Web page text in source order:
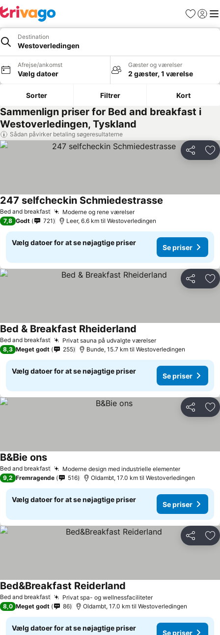
Favoritter
Log ind
Destination
Westoverledingen
Afrejse/ankomst
Vælg datoer
Gæster og værelser
2 gæster, 1 værelse
Sorter Filtrer Kort
Sammenlign priser for Bed and breakfast i
Westoverledingen, Tyskland
Sådan påvirker betaling søgeresultaterne
Del
Bed and breakfast Moderne og rene værelserSe priser
247 selfcheckin Schmiedestrasse
7,8 Godt 721 Leer, 6.6 km til Westoverledingen
Vælg datoer for at se nøjagtige priser
Se priser
Del
Bed and breakfast Privat sauna på udvalgte værelserSe priser
Bed & Breakfast Rheiderland
8,3 Meget godt 255 Bunde, 15.7 km til Westoverledingen
Vælg datoer for at se nøjagtige priser
Se priser
Del
Bed and breakfast Moderne design med industrielle elementerSe priser
B&Bie onsSe priser
9,2 Fremragende 516 Oldambt, 17.0 km til Westoverledingen
Vælg datoer for at se nøjagtige priser
Se priser
Del
Bed and breakfast Privat spa- og wellnessfaciliteterSe priser
Bed&Breakfast Reiderland
8,0 Meget godt 86 Oldambt, 17.0 km til Westoverledingen
Vælg datoer for at se nøjagtige priser
Se priser